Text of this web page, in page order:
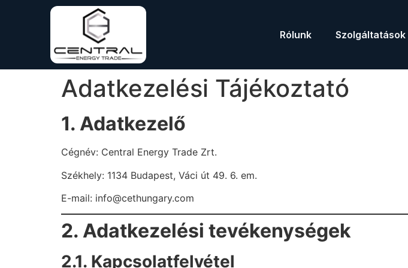
Rólunk Szolgáltatások
Adatkezelési Tájékoztató
1. Adatkezelő
Cégnév: Central Energy Trade Zrt.
Székhely: 1134 Budapest, Váci út 49. 6. em.
E-mail: info@cethungary.com
2. Adatkezelési tevékenységek
2.1. Kapcsolatfelvétel